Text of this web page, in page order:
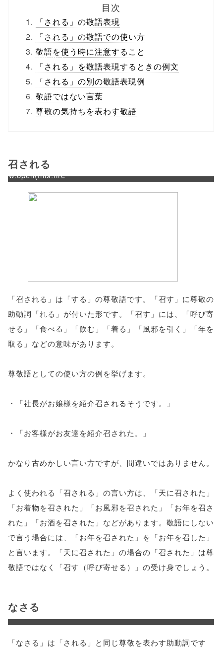
ml/wp-
content/themes
/tapbiz_theme/
parts/sns-
buttons.php on
line10
w.open(this.hre
f, 'Gwindow',
'width=550,
height=450,
scrollbars=yes'
); return
false;"> シェア
目次
「される」の敬語表現
「される」の敬語での使い方
敬語を使う時に注意すること
「される」を敬語表現するときの例文
「される」の別の敬語表現例
敬語ではない言葉
尊敬の気持ちを表わす敬語
召される
「召される」は「する」の尊敬語です。「召す」に尊敬の
助動詞「れる」が付いた形です。「召す」には、「呼び寄
せる」「食べる」「飲む」「着る」「風邪を引く」「年を
取る」などの意味があります。
尊敬語としての使い方の例を挙げます。
・「社長がお嬢様を紹介召されるそうです。」
・「お客様がお友達を紹介召された。」
かなり古めかしい言い方ですが、間違いではありません。
よく使われる「召される」の言い方は、「天に召された」
「お着物を召された」「お風邪を召された」「お年を召さ
れた」「お酒を召された」などがあります。敬語にしない
で言う場合には、「お年を召された」を「お年を召した」
と言います。「天に召された」の場合の「召された」は尊
敬語ではなく「召す（呼び寄せる）」の受け身でしょう。
なさる
「なさる」は「される」と同じ尊敬を表わす助動詞です